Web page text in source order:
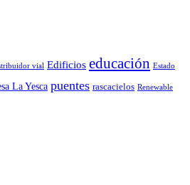
vial Edificios educación Estado
La Yesca puentes rascacielos Renewable